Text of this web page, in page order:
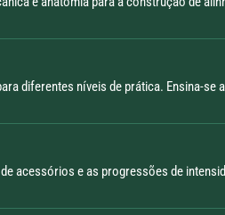
diferentes níveis de prática. Ensina-
acessórios e as progressões de